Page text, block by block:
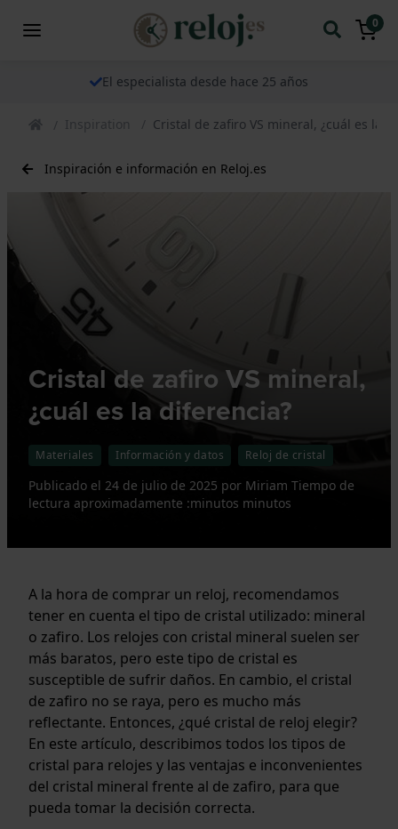
0
El especialista desde hace 25 años
Inspiration Cristal de zafiro VS mineral, ¿cuál es la
Inspiración e información en Reloj.es
Cristal de zafiro VS mineral,
¿cuál es la diferencia?
Materiales Información y datos Reloj de cristal
Publicado el 24 de julio de 2025 por Miriam Tiempo de
lectura aproximadamente :minutos minutos
A la hora de comprar un reloj, recomendamos
tener en cuenta el tipo de cristal utilizado: mineral
o zafiro. Los relojes con cristal mineral suelen ser
más baratos, pero este tipo de cristal es
susceptible de sufrir daños. En cambio, el cristal
de zafiro no se raya, pero es mucho más
reflectante. Entonces, ¿qué cristal de reloj elegir?
En este artículo, describimos todos los tipos de
cristal para relojes y las ventajas e inconvenientes
del cristal mineral frente al de zafiro, para que
pueda tomar la decisión correcta.